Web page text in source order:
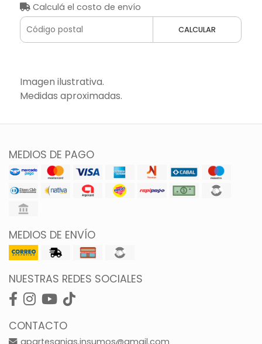
Calculá el costo de envío
CALCULAR
Imagen ilustrativa.
Medidas aproximadas.
MEDIOS DE PAGO
MEDIOS DE ENVÍO
NUESTRAS REDES SOCIALES
CONTACTO
gpartesanias.insumos@gmail.com